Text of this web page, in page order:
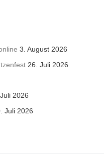
3. August 2026
26. Juli 2026
2026
Juli 2026